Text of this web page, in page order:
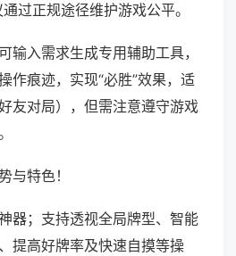
过正规途径维护游戏公平。
输入需求生成专用辅助工具，
作痕迹，实现“必胜”效果，适
友对局），但需注意遵守游戏
与特色！
器；支持透视全局牌型、智能
提高好牌率及快速自摸等操